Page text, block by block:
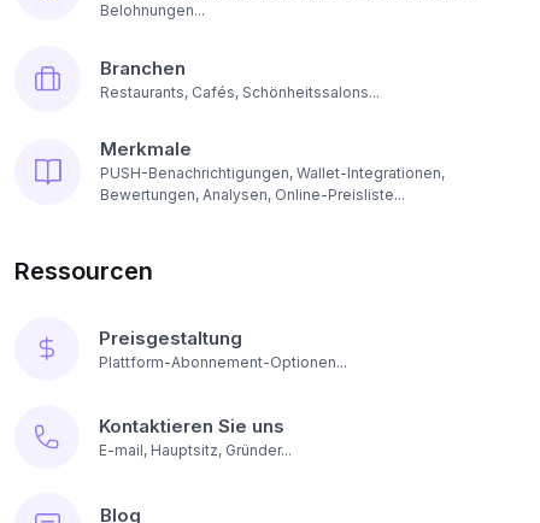
Belohnungen...
Branchen
Restaurants, Cafés, Schönheitssalons...
Merkmale
PUSH-Benachrichtigungen, Wallet-Integrationen,
Bewertungen, Analysen, Online-Preisliste...
Ressourcen
Preisgestaltung
Plattform-Abonnement-Optionen...
Kontaktieren Sie uns
E-mail, Hauptsitz, Gründer...
Blog